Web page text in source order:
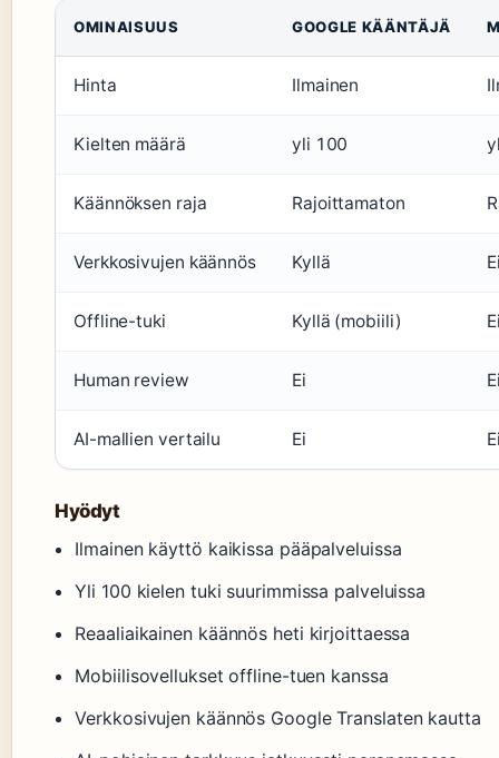
OMINAISUUS GOOGLE KÄÄNTÄJÄ
Hinta Ilmainen
Kielten määrä yli 100
Käännöksen raja Rajoittamaton
Verkkosivujen käännös Kyllä
Offline-tuki Kyllä (mobiili)
Human review Ei
AI-mallien vertailu Ei
Hyödyt
Ilmainen käyttö kaikissa pääpalveluissa
Yli 100 kielen tuki suurimmissa palveluissa
Reaaliaikainen käännös heti kirjoittaessa
Mobiilisovellukset offline-tuen kanssa
Verkkosivujen käännös Google Translaten kautta